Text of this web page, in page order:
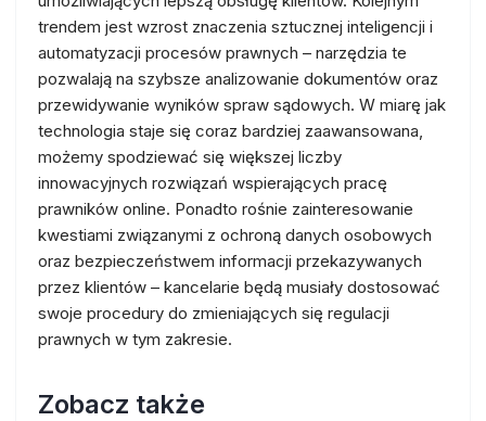
trendem jest wzrost znaczenia sztucznej inteligencji i
automatyzacji procesów prawnych – narzędzia te
pozwalają na szybsze analizowanie dokumentów oraz
przewidywanie wyników spraw sądowych. W miarę jak
technologia staje się coraz bardziej zaawansowana,
możemy spodziewać się większej liczby
innowacyjnych rozwiązań wspierających pracę
prawników online. Ponadto rośnie zainteresowanie
kwestiami związanymi z ochroną danych osobowych
oraz bezpieczeństwem informacji przekazywanych
przez klientów – kancelarie będą musiały dostosować
swoje procedury do zmieniających się regulacji
prawnych w tym zakresie.
Zobacz także